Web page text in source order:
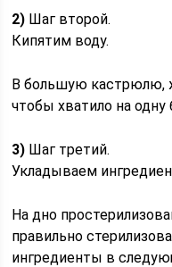
2) Шаг второй.
Кипятим воду.
В большую кастрюлю,
чтобы хватило на одну
3) Шаг третий.
Укладываем
На дно
правильно
ингредиенты в